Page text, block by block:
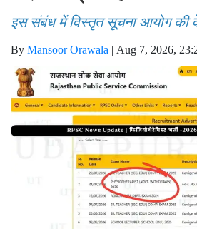
इस संबंध में विस्तृत सूचना आयोग की
By Mansoor Orawala Aug 7, 2026,